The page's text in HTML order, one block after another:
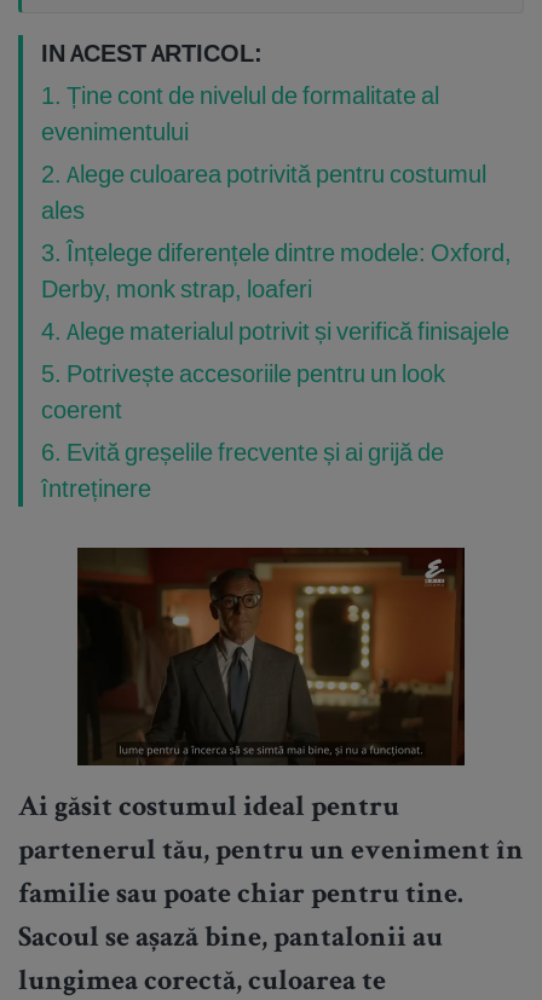
IN ACEST ARTICOL:
1. Ține cont de nivelul de formalitate al
evenimentului
2. Alege culoarea potrivită pentru costumul
ales
3. Înțelege diferențele dintre modele: Oxford,
Derby, monk strap, loaferi
4. Alege materialul potrivit și verifică finisajele
5. Potrivește accesoriile pentru un look
coerent
6. Evită greșelile frecvente și ai grijă de
întreținere
Ai găsit costumul ideal pentru
partenerul tău, pentru un eveniment în
familie sau poate chiar pentru tine.
Sacoul se așază bine, pantalonii au
lungimea corectă, culoarea te